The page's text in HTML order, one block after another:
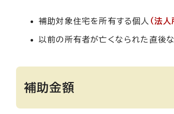
補助対象住宅を所有する個人 （法
以前の所有者が亡くなられた直後
補助金額